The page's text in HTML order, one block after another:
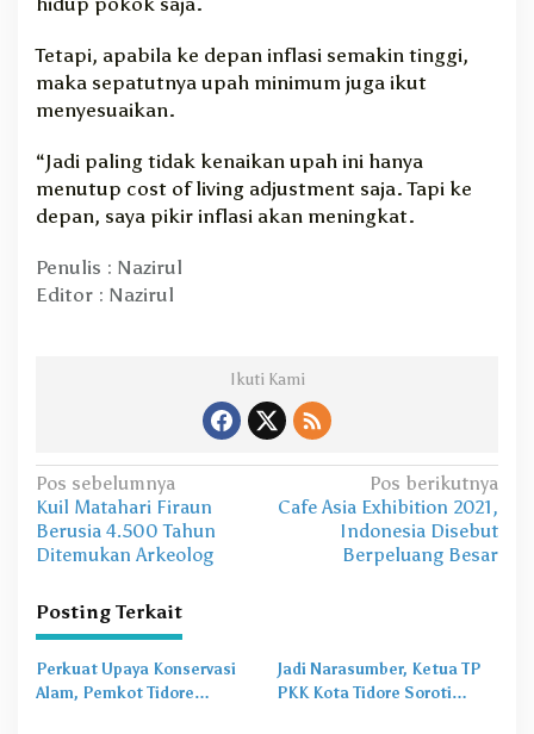
Tetapi, apabila ke depan inflasi semakin tinggi,
maka sepatutnya upah minimum juga ikut
menyesuaikan.
“Jadi paling tidak kenaikan upah ini hanya
menutup cost of living adjustment saja. Tapi ke
depan, saya pikir inflasi akan meningkat.
Penulis : Nazirul
Editor : Nazirul
Ikuti Kami
N
a
v
g
a
s
Pos sebelumnya
Kuil Matahari Firaun
Berusia 4.500 Tahun
Ditemukan Arkeolog
Pos berikutnya
Cafe Asia Exhibition 2021,
Indonesia Disebut
Berpeluang Besar
Posting Terkait
Perkuat Upaya Konservasi
Alam, Pemkot Tidore
Jadi Narasumber, Ketua TP
PKK Kota Tidore Soroti